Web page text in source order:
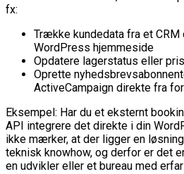
fx:
Trække kundedata fra et
WordPress hjemmeside
Opdatere lagerstatus eller
Oprette
ActiveCampaign direkte fra
Eksempel: Har du et eksternt
API integrere det direkte i din
ikke mærker, at der ligger en
teknisk knowhow, og derfor er det
en udvikler eller et bureau med